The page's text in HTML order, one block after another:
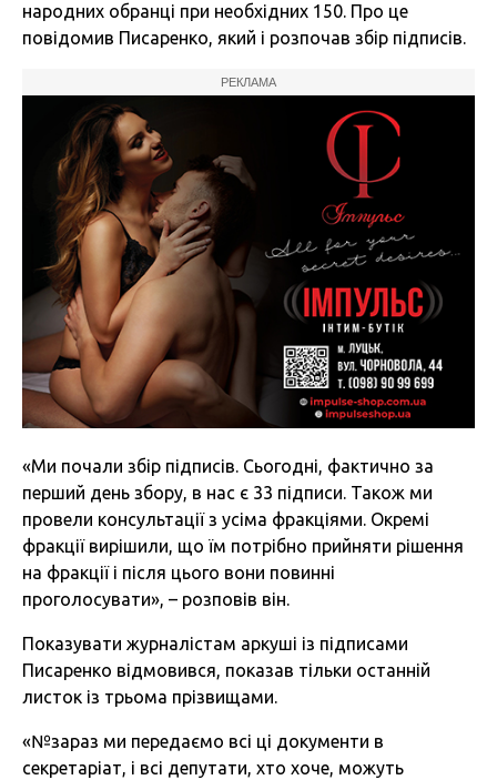
народних обранці при необхідних 150. Про це
повідомив Писаренко, який і розпочав збір підписів.
РЕКЛАМА
«Ми почали збір підписів. Сьогодні, фактично за
перший день збору, в нас є 33 підписи. Також ми
провели консультації з усіма фракціями. Окремі
фракції вирішили, що їм потрібно прийняти рішення
на фракції і після цього вони повинні
проголосувати», – розповів він.
Показувати журналістам аркуші із підписами
Писаренко відмовився, показав тільки останній
листок із трьома прізвищами.
«№зараз ми передаємо всі ці документи в
секретаріат, і всі депутати, хто хоче, можуть